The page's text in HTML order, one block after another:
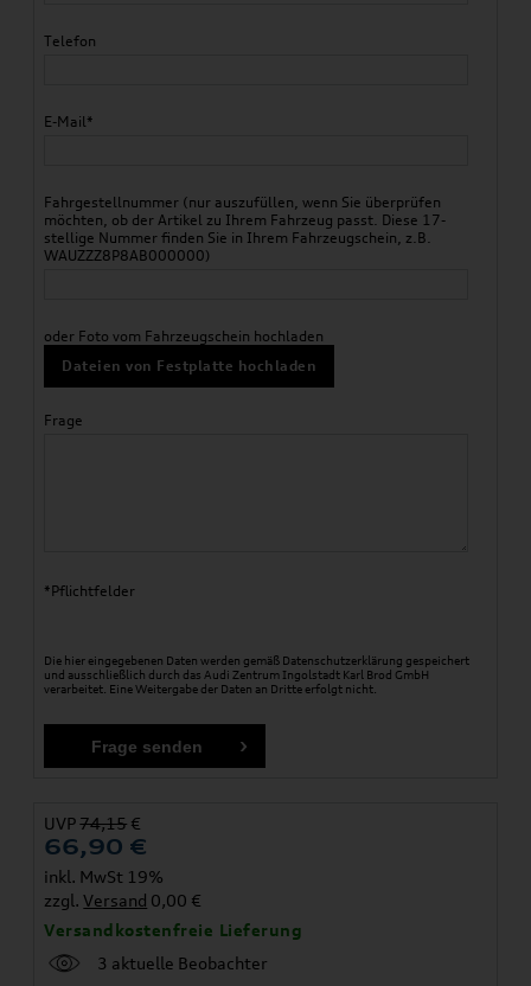
Telefon
E-Mail*
Fahrgestellnummer (nur auszufüllen, wenn Sie überprüfen
möchten, ob der Artikel zu Ihrem Fahrzeug passt. Diese 17-
stellige Nummer finden Sie in Ihrem Fahrzeugschein, z.B.
WAUZZZ8P8AB000000)
oder Foto vom Fahrzeugschein hochladen
Dateien von Festplatte hochladen
Frage
*Pflichtfelder
Die hier eingegebenen Daten werden gemäß Datenschutzerklärung gespeichert
und ausschließlich durch das Audi Zentrum Ingolstadt Karl Brod GmbH
verarbeitet. Eine Weitergabe der Daten an Dritte erfolgt nicht.
UVP74,15 €
66,90 €
inkl. MwSt 19%
zzgl.Versand 0,00 €
Versandkostenfreie Lieferung
3 aktuelle Beobachter